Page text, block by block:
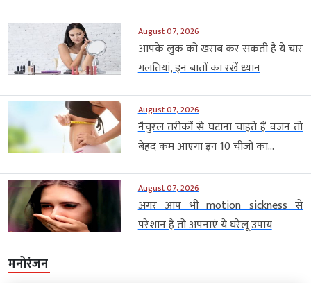
August 07, 2026
आपके लुक को खराब कर सकती हैं ये चार
गलतियां, इन बातों का रखें ध्यान
August 07, 2026
नैचुरल तरीकों से घटाना चाहते हैं वजन तो
बेहद कम आएगा इन 10 चीजों का...
August 07, 2026
अगर आप भी motion sickness से
परेशान हैं तो अपनाएं ये घरेलू उपाय
मनोरंजन